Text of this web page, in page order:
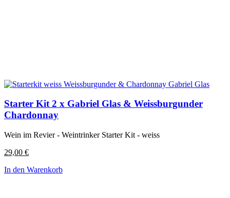
Starter Kit 2 x Gabriel Glas & Weissburgunder
Chardonnay
Wein im Revier - Weintrinker Starter Kit - weiss
29,00 €
In den Warenkorb